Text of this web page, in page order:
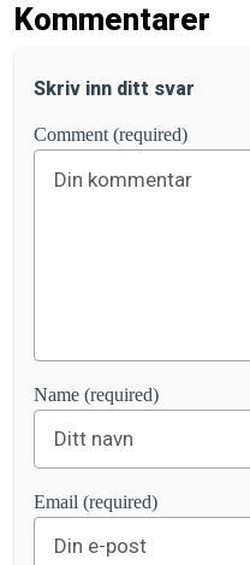
Kommentarer
Skriv inn ditt svar
Comment (required)
Name (required)
Email (required)